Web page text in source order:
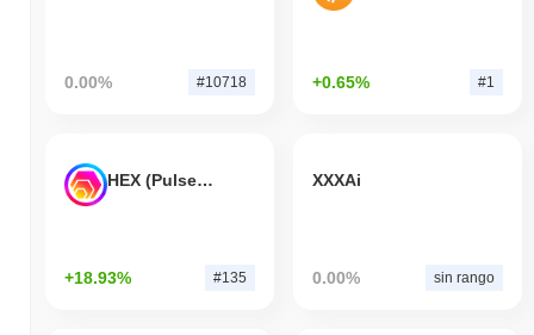
0.00% #10718 +0.65% #1
HEX (Pulsechain)
+18.93% #135
XXXAi
0.00% sin rango